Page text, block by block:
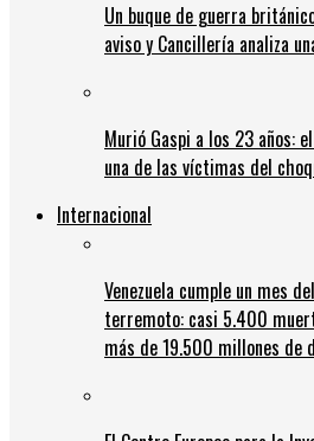
Un buque de guerra
aviso y Cancillería analiza
Murió Gaspi a los 23 años:
una de las víctimas del
Internacional
Venezuela cumple un mes
terremoto: casi 5.400
más de 19.500 millones de